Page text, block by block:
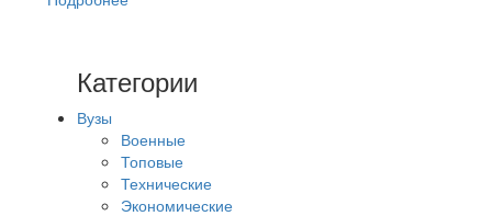
Категории
Вузы
Военные
Топовые
Технические
Экономические